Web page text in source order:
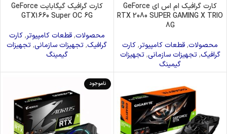
کارت گرافیک ام اس ای GeForce
RTX 2080 SUPER GAMING X TRIO
8G
محصولات,قطعات کامپیوتر,کارت
گرافیک,تجهیزات سازمانی,تجهیزات
گیمینگ
کارت گرافیک گیگابایت GeForce
GTX1660 Super OC 6G
محصولات,قطعات کامپیوتر,کارت
گرافیک,تجهیزات سازمانی,تجهیزات
گیمینگ
ناموجود